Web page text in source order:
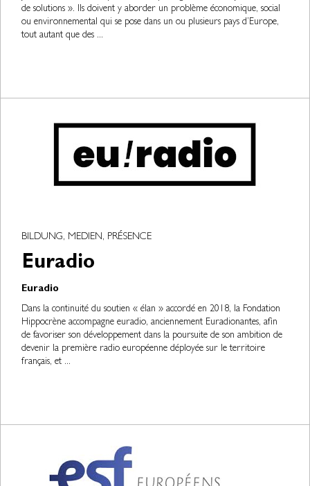
de solutions ». Ils doivent y aborder un problème économique, social
ou environnemental qui se pose dans un ou plusieurs pays d’Europe,
tout autant que des ...
BILDUNG, MEDIEN, PRÉSENCE
Euradio
Euradio
Dans la continuité du soutien « élan » accordé en 2018, la Fondation
Hippocrène accompagne euradio, anciennement Euradionantes, afin
de favoriser son développement dans la poursuite de son ambition de
devenir la première radio européenne déployée sur le territoire
français, et ...